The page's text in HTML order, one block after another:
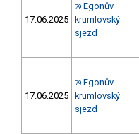
17.06.2025
79 Egonův
krumlovský
sjezd
17.06.2025
79 Egonův
krumlovský
sjezd